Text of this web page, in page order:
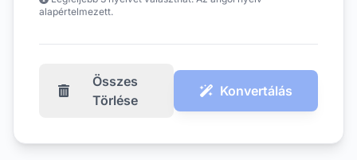
alapértelmezett.
Összes
Törlése
Konvertálás